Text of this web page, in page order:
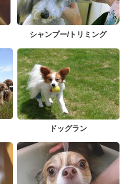
シャンプー/トリミング
ドッグラン